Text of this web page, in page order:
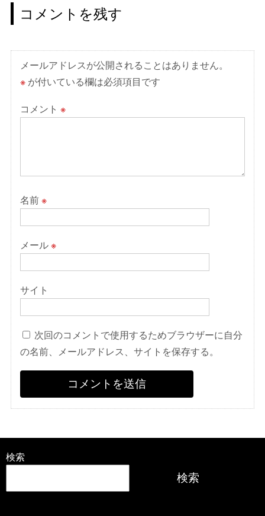
ゲ
ー
シ
ョ
ン
コメントを残す
メールアドレスが公開されることはありません。
※が付いている欄は必須項目です
コメント ※
名前※
メール※
サイト
次回のコメントで使用するためブラウザーに自分
の名前、メールアドレス、サイトを保存する。
検索
検索